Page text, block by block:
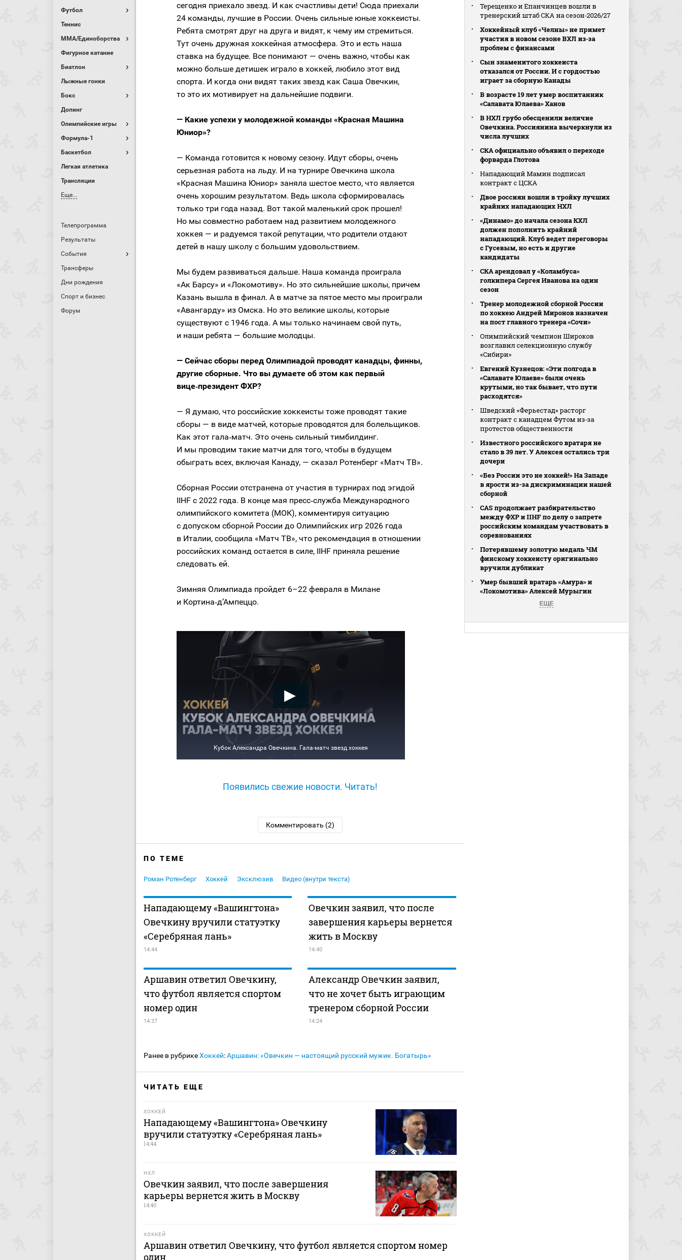
Футбол
Теннис
MMA/Единоборства
Фигурное катание
Биатлон
Лыжные гонки
Бокс
Допинг
Олимпийские игры
Формула-1
Баскетбол
Легкая атлетика
Трансляции
Еще...
Телепрограмма
Результаты
События
Трансферы
Дни рождения
Спорт и бизнес
Форум
сегодня приехало звезд. И как счастливы дети! Сюда приехали
24 команды, лучшие в России. Очень сильные юные хоккеисты.
Ребята смотрят друг на друга и видят, к чему им стремиться.
Тут очень дружная хоккейная атмосфера. Это и есть наша
ставка на будущее. Все понимают — очень важно, чтобы как
можно больше детишек играло в хоккей, любило этот вид
спорта. И когда они видят таких звезд как Саша Овечкин,
то это их мотивирует на дальнейшие подвиги.
— Какие успехи у молодежной команды «Красная Машина
Юниор»?
— Команда готовится к новому сезону. Идут сборы, очень
серьезная работа на льду. И на турнире Овечкина школа
«Красная Машина Юниор» заняла шестое место, что является
очень хорошим результатом. Ведь школа сформировалась
только три года назад. Вот такой маленький срок прошел!
Но мы совместно работаем над развитием молодежного
хоккея — и радуемся такой репутации, что родители отдают
детей в нашу школу с большим удовольствием.
Мы будем развиваться дальше. Наша команда проиграла
«Ак Барсу» и «Локомотиву». Но это сильнейшие школы, причем
Казань вышла в финал. А в матче за пятое место мы проиграли
«Авангарду» из Омска. Но это великие школы, которые
существуют с 1946 года. А мы только начинаем свой путь,
и наши ребята — большие молодцы.
— Сейчас сборы перед Олимпиадой проводят канадцы, финны,
другие сборные. Что вы думаете об этом как первый
вице‑президент ФХР?
— Я думаю, что российские хоккеисты тоже проводят такие
сборы — в виде матчей, которые проводятся для болельщиков.
Как этот гала‑матч. Это очень сильный тимбилдинг.
И мы проводим такие матчи для того, чтобы в будущем
обыграть всех, включая Канаду, — сказал Ротенберг «Матч ТВ».
Сборная России отстранена от участия в турнирах под эгидой
IIHF с 2022 года. В конце мая пресс‑служба Международного
олимпийского комитета (МОК), комментируя ситуацию
с допуском сборной России до Олимпийских игр 2026 года
в Италии, сообщила «Матч ТВ», что рекомендация в отношении
российских команд остается в силе, IIHF приняла решение
следовать ей.
Зимняя Олимпиада пройдет 6–22 февраля в Милане
и Кортина‑д’Ампеццо.
Кубок Александра Овечкина. Гала-матч звезд хоккея
Появились свежие новости. Читать!
Комментировать (2)
ПО ТЕМЕ
Роман Ротенберг Хоккей Эксклюзив Видео (внутри текста)
Нападающему «Вашингтона»
Овечкину вручили статуэтку
«Серебряная лань»
14:44
Овечкин заявил, что после
завершения карьеры вернется
жить в Москву
14:40
Аршавин ответил Овечкину,
что футбол является спортом
номер один
14:37
Александр Овечкин заявил,
что не хочет быть играющим
тренером сборной России
14:24
Ранее в рубрикеХоккей:Аршавин: «Овечкин — настоящий русский мужик. Богатырь»
ЧИТАТЬ ЕЩЕ
ХОККЕЙ
Нападающему «Вашингтона» Овечкину
вручили статуэтку «Серебряная лань»
14:44
НХЛ
Овечкин заявил, что после завершения
карьеры вернется жить в Москву
14:40
ХОККЕЙ
Аршавин ответил Овечкину, что футбол является спортом номер
один
Терещенко и Епанчинцев вошли в
тренерский штаб СКА на сезон‑2026/27
Хоккейный клуб «Челны» не примет
участия в новом сезоне ВХЛ из‑за
проблем с финансами
Сын знаменитого хоккеиста
отказался от России. И с гордостью
играет за сборную Канады
В возрасте 19 лет умер воспитанник
«Салавата Юлаева» Ханов
В НХЛ грубо обесценили величие
Овечкина. Россиянина вычеркнули из
числа лучших
СКА официально объявил о переходе
форварда Глотова
Нападающий Мамин подписал
контракт с ЦСКА
Двое россиян вошли в тройку лучших
крайних нападающих НХЛ
«Динамо» до начала сезона КХЛ
должен пополнить крайний
нападающий. Клуб ведет переговоры
с Гусевым, но есть и другие
кандидаты
СКА арендовал у «Коламбуса»
голкипера Сергея Иванова на один
сезон
Тренер молодежной сборной России
по хоккею Андрей Миронов назначен
на пост главного тренера «Сочи»
Олимпийский чемпион Широков
возглавил селекционную службу
«Сибири»
Евгений Кузнецов: «Эти полгода в
«Салавате Юлаеве» были очень
крутыми, но так бывает, что пути
расходятся»
Шведский «Ферьестад» расторг
контракт с канадцем Футом из‑за
протестов общественности
Известного российского вратаря не
стало в 39 лет. У Алексея остались три
дочери
«Без России это не хоккей!» На Западе
в ярости из-за дискриминации нашей
сборной
CAS продолжает разбирательство
между ФХР и IIHF по делу о запрете
российским командам участвовать в
соревнованиях
Потерявшему золотую медаль ЧМ
финскому хоккеисту оригинально
вручили дубликат
Умер бывший вратарь «Амура» и
«Локомотива» Алексей Мурыгин
ЕЩЕ